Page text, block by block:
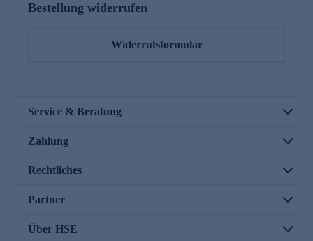
Bestellung widerrufen
Widerrufsformular
Service & Beratung
Zahlung
Rechtliches
Partner
Über HSE